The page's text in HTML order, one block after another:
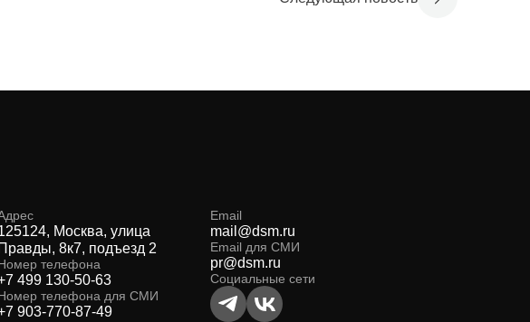
Москва, улица
Правды, 8к7, подъезд 2
телефона
499 130-50-63
телефона для СМИ
903-770-87-49
Email
mail@dsm.ru
Email для СМИ
pr@dsm.ru
Социальные сети